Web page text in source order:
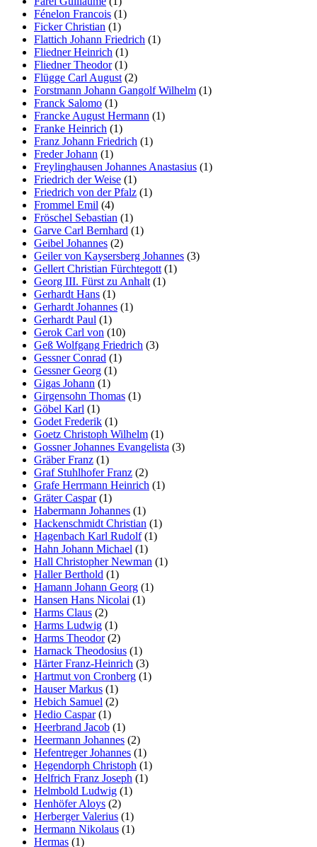
Fénelon Francois (1)
Ficker Christian (1)
Flattich Johann Friedrich (1)
Fliedner Heinrich (1)
Fliedner Theodor(1)
Flügge Carl August (2)
Forstmann Johann Gangolf Wilhelm (1)
Franck Salomo (1)
Francke August Hermann (1)
Franke Heinrich (1)
Franz Johann Friedrich (1)
Freder Johann (1)
Freylinghausen Johannes Anastasius (1)
Friedrich der Weise (1)
Friedrich von der Pfalz (1)
Frommel Emil (4)
Fröschel Sebastian (1)
Garve Carl Bernhard (1)
Geibel Johannes (2)
Geiler von Kaysersberg Johannes (3)
Gellert Christian Fürchtegott (1)
Georg III. Fürst zu Anhalt (1)
Gerhardt Hans (1)
Gerhardt Johannes (1)
Gerhardt Paul (1)
Gerok Carl von (10)
Geß Wolfgang Friedrich (3)
Gessner Conrad (1)
Gessner Georg (1)
Gigas Johann (1)
Girgensohn Thomas (1)
Göbel Karl (1)
Godet Frederik (1)
Goetz Christoph Wilhelm (1)
Gossner Johannes Evangelista (3)
Gräber Franz (1)
Graf Stuhlhofer Franz (2)
Grafe Herrmann Heinrich (1)
Gräter Caspar(1)
Habermann Johannes (1)
Hackenschmidt Christian (1)
Hagenbach Karl Rudolf(1)
Hahn Johann Michael (1)
Hall Christopher Newman (1)
Haller Berthold (1)
Hamann Johann Georg (1)
Hansen Hans Nicolai (1)
Harms Claus (2)
Harms Ludwig (1)
Harms Theodor(2)
Harnack Theodosius (1)
Härter Franz-Heinrich (3)
Hartmut von Cronberg (1)
Hauser Markus (1)
Hebich Samuel (2)
Hedio Caspar(1)
Heerbrand Jacob (1)
Heermann Johannes (2)
Hefentreger Johannes (1)
Hegendorph Christoph (1)
Helfrich Franz Joseph (1)
Helmbold Ludwig (1)
Henhöfer Aloys (2)
Herberger Valerius (1)
Hermann Nikolaus (1)
Hermas (1)